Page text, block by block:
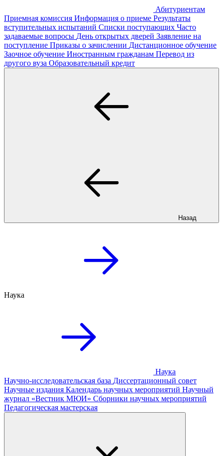
Абитуриентам
Приемная комиссия Информация о приеме Результаты
вступительных испытаний Списки поступающих Часто
задаваемые вопросы День открытых дверей Заявление на
поступление Приказы о зачислении Дистанционное обучение
Заочное обучение Иностранным гражданам Перевод из
другого вуза Образовательный кредит
Назад
Наука
Наука
Научно-исследовательская база Диссертационный совет
Научные издания Календарь научных мероприятий Научный
журнал «Вестник МЮИ» Сборники научных мероприятий
Педагогическая мастерская